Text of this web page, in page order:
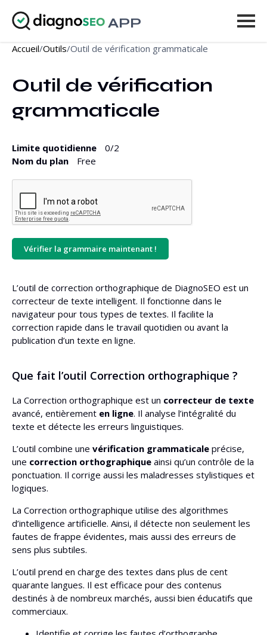
APP
Outils
Tarifs
Plus
METTRE À NIVEAU
Accueil/Outils/Outil de vérification grammaticale
Outil de vérification
grammaticale
Limite quotidienne 0/2
Nom du plan
Free
Vérifier la grammaire maintenant !
L’outil de correction orthographique de DiagnoSEO est un
correcteur de texte intelligent. Il fonctionne dans le
navigateur pour tous types de textes. Il facilite la
correction rapide dans le travail quotidien ou avant la
publication d’un texte en ligne.
Que fait l’outil Correction orthographique ?
La Correction orthographique est un correcteur de texte
avancé, entièrement en ligne. Il analyse l’intégralité du
texte et détecte les erreurs linguistiques.
L’outil combine une vérification grammaticale précise,
une correction orthographique ainsi qu’un contrôle de la
ponctuation. Il corrige aussi les maladresses stylistiques et
logiques.
La Correction orthographique utilise des algorithmes
d’intelligence artificielle. Ainsi, il détecte non seulement les
fautes de frappe évidentes, mais aussi des erreurs de
sens plus subtiles.
L’outil prend en charge des textes dans plus de cent
quarante langues. Il est efficace pour des contenus
destinés à de nombreux marchés, aussi bien éducatifs que
commerciaux.